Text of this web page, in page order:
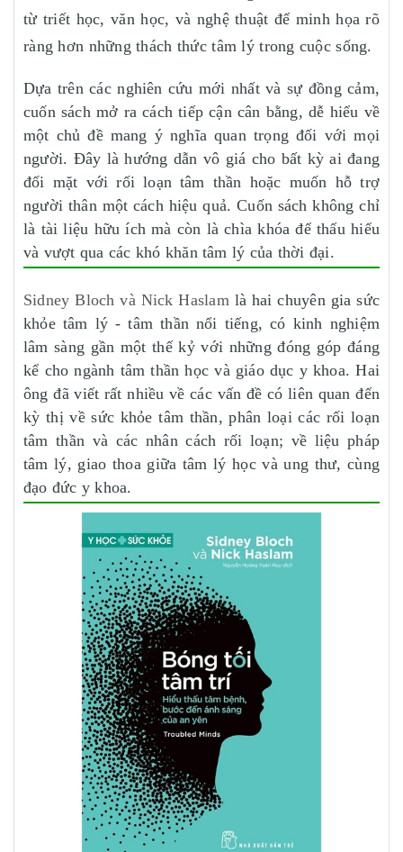
từ triết học, văn học, và nghệ thuật để minh họa rõ
ràng hơn những thách thức tâm lý trong cuộc sống.
Dựa trên các nghiên cứu mới nhất và sự đồng cảm,
cuốn sách mở ra cách tiếp cận cân bằng, dễ hiểu về
một chủ đề mang ý nghĩa quan trọng đối với mọi
người. Đây là hướng dẫn vô giá cho bất kỳ ai đang
đối mặt với rối loạn tâm thần hoặc muốn hỗ trợ
người thân một cách hiệu quả. Cuốn sách không chỉ
là tài liệu hữu ích mà còn là chìa khóa để thấu hiểu
và vượt qua các khó khăn tâm lý của thời đại.
Sidney Bloch và Nick Haslamlà hai chuyên gia sức
khỏe tâm lý - tâm thần nổi tiếng, có kinh nghiệm
lâm sàng gần một thế kỷ với những đóng góp đáng
kể cho ngành tâm thần học và giáo dục y khoa. Hai
ông đã viết rất nhiều về các vấn đề có liên quan đến
kỳ thị về sức khỏe tâm thần, phân loại các rối loạn
tâm thần và các nhân cách rối loạn; về liệu pháp
tâm lý, giao thoa giữa tâm lý học và ung thư, cùng
đạo đức y khoa.